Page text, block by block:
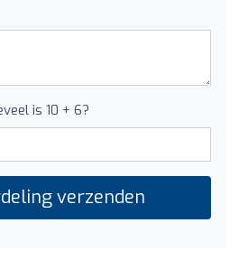
is 10 + 6?
verzenden